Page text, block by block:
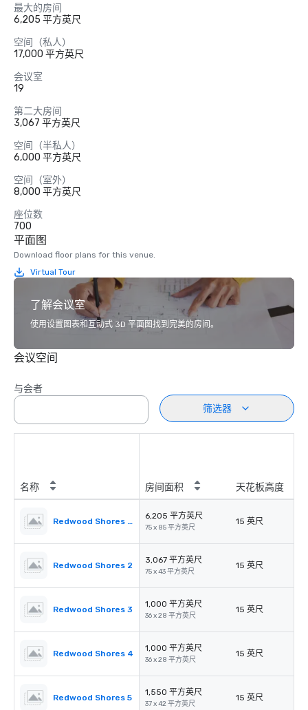
最大的房间
6,205 平方英尺
空间（私人）
17,000 平方英尺
会议室
19
第二大房间
3,067 平方英尺
空间（半私人）
6,000 平方英尺
空间（室外）
8,000 平方英尺
座位数
700
平面图
Download floor plans for this venue.
Virtual Tour
了解会议室
使用设置图表和互动式 3D 平面图找到完美的房间。
会议空间
与会者
筛选器
名称 房间面积 天花板高度
Redwood Shores Ballroom
6,205 平方英尺
75 x 85 平方英尺
15 英尺
Redwood Shores 2
3,067 平方英尺
75 x 43 平方英尺
15 英尺
Redwood Shores 3
1,000 平方英尺
36 x 28 平方英尺
15 英尺
Redwood Shores 4
1,000 平方英尺
36 x 28 平方英尺
15 英尺
Redwood Shores 5
1,550 平方英尺
37 x 42 平方英尺
15 英尺